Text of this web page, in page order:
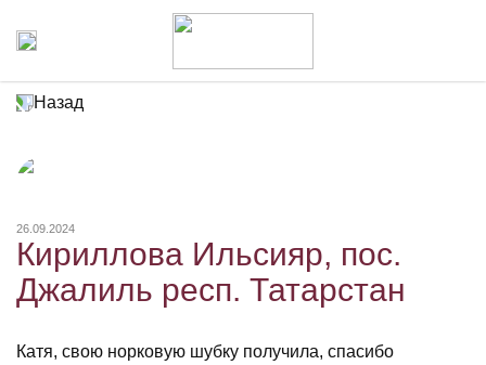
Назад
26.09.2024
Кириллова Ильсияр, пос.
Джалиль респ. Татарстан
Катя, свою норковую шубку получила, спасибо